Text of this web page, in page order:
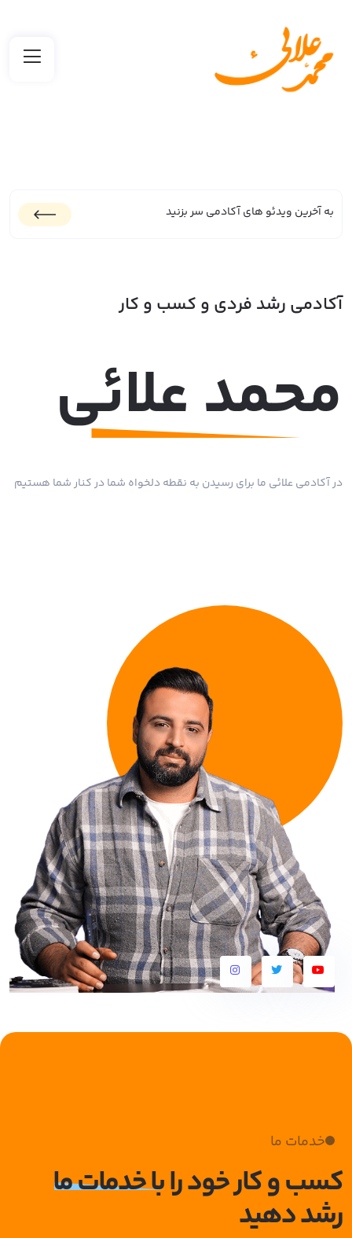
به آخرین ویدئو های آکادمی سر بزنید
آکادمی رشد فردی و کسب و کار
محمد علائی
در آکادمی علائی ما برای رسیدن به نقطه دلخواه شما در کنار شما هستیم
خدمات ما
کسب و کار خود رابا خدمات ما
رشد دهید